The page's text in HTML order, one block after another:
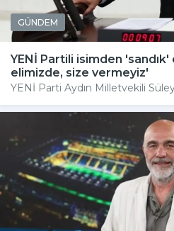
GÜNDEM
YENİ Partili isimden 'sandık'
elimizde, size vermeyiz'
YENİ Parti Aydın Milletvekili